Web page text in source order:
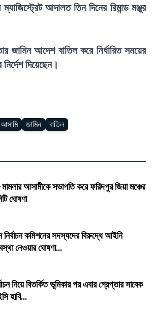
আদালত তিন দিনের রিমান্ড মঞ্জুর
জামিন আদেশ বাতিল করে নির্ধারিত সময়ের
দিয়েছেন।
আসামি জামিন বাতিল
আসামীকে সভাপতি করে ফরিদপুর জিয়া মঞ্চের
ঘোষণা
নির্বাচন কমিশনের সদস্যদের বিরুদ্ধে আইনি
নেওয়ার ঘোষণা...
নিয়ে বিতর্কিত ভূমিকার পর এবার গ্রেপ্তার সাবেক
হাবি...